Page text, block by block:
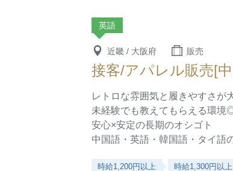
英語
近畿 / 大阪府 販売
接客/アパレル販売[
レトロな雰囲気と履きやすさが
未経験でも教えてもらえる環境
安心×安定の長期のオシゴト
中国語・英語・韓国語・タイ
時給1,200円以上 時給1,300円以上